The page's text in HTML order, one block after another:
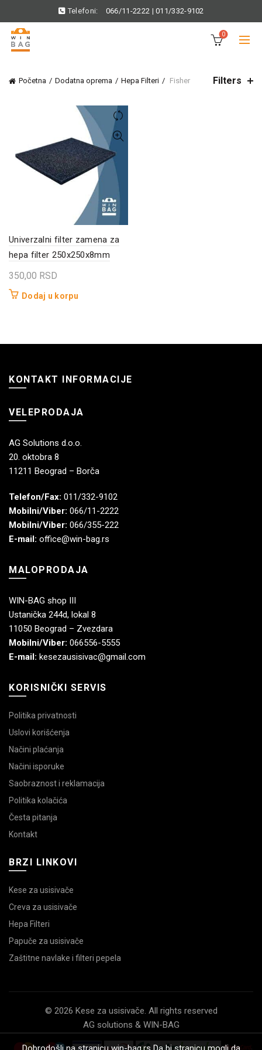
Telefoni: 066/11-2222 |011/332-9102
0
Početna Dodatna oprema Hepa Filteri Fisher Filters
Univerzalni filter zamena za
hepa filter 250x250x8mm
350,00 RSD
Dodaj u korpu
KONTAKT INFORMACIJE
VELEPRODAJA
AG Solutions d.o.o.
20. oktobra 8
11211 Beograd – Borča
Telefon/Fax: 011/332-9102
Mobilni/Viber: 066/11-2222
Mobilni/Viber: 066/355-222
E-mail: office@win-bag.rs
MALOPRODAJA
WIN-BAG shop III
Ustanička 244d, lokal 8
11050 Beograd – Zvezdara
Mobilni/Viber: 066556-5555
E-mail: kesezausisivac@gmail.com
KORISNIČKI SERVIS
Politika privatnosti
Uslovi korišćenja
Načini plaćanja
Načini isporuke
Saobraznost i reklamacija
Politika kolačića
Česta pitanja
Kontakt
BRZI LINKOVI
Kese za usisivače
Creva za usisivače
Hepa Filteri
Papuče za usisivače
Zaštitne navlake i filteri pepela
© 2026 Kese za usisivače. All rights reserved
AG solutions & WIN-BAG